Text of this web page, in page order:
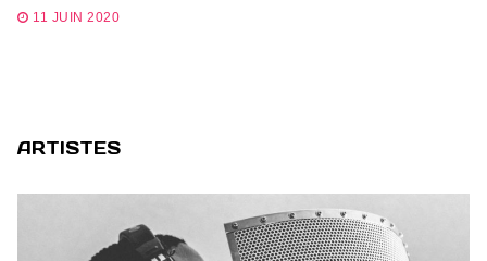
11 JUIN 2020
ARTISTES